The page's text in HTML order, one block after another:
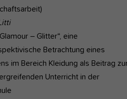
Glamour – Glitter“, eine
Betrachtung eines
im Bereich Kleidung als Beitrag
Unterricht in der